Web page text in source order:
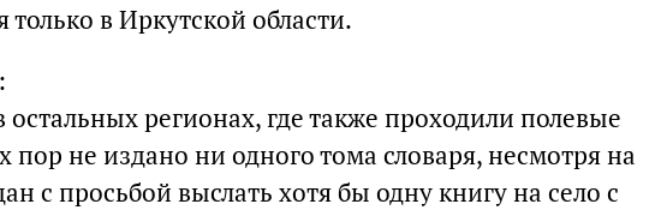
только в Иркутской области.
:
регионах, где также проходили полевые
пор не издано ни одного тома словаря, несмотря на
с просьбой выслать хотя бы одну книгу на село с